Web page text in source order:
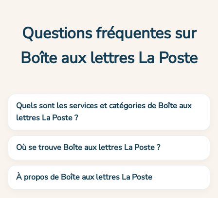
Questions fréquentes sur
Boîte aux lettres La Poste
Quels sont les services et catégories de Boîte aux
lettres La Poste ?
Où se trouve Boîte aux lettres La Poste ?
À propos de Boîte aux lettres La Poste